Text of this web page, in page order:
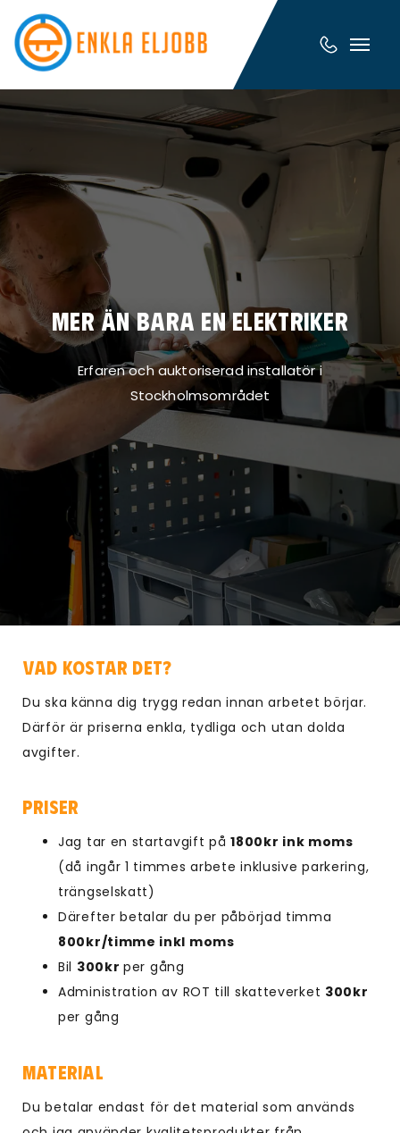
MER ÄN BARA EN ELEKTRIKER
Erfaren och auktoriserad installatör i
Stockholmsområdet
Vad kostar det?
Du ska känna dig trygg redan innan arbetet börjar.
Därför är priserna enkla, tydliga och utan dolda
avgifter.
Priser
Jag tar en startavgift på1800kr ink moms
(då ingår 1 timmes arbete inklusive parkering,
trängselskatt)
Därefter betalar du per påbörjad timma
800kr/timme inkl moms
Bil 300krper gång
Administration av ROT till skatteverket 300kr
per gång
Material
Du betalar endast för det material som används